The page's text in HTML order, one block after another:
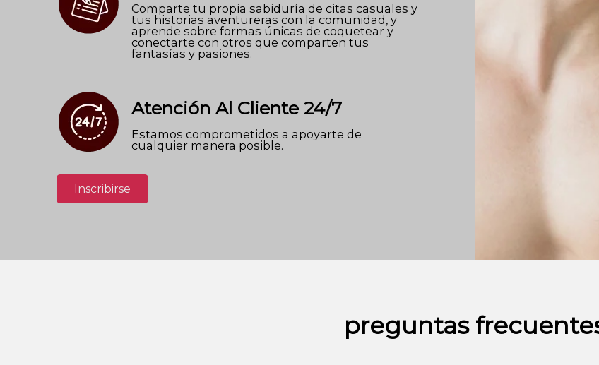
Comparte tu propia sabiduría de citas casuales y
tus historias aventureras con la comunidad, y
aprende sobre formas únicas de coquetear y
conectarte con otros que comparten tus
fantasías y pasiones.
Atención Al Cliente 24/7
Estamos comprometidos a apoyarte de
cualquier manera posible.
Inscribirse
preguntas